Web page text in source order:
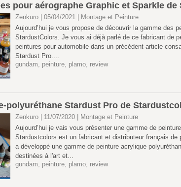
pour aérographe Graphic et Sparkle
Zenkuro | 05/04/2021
Montage et Peinture
Aujourd’hui je vous propose de découvrir la gamme des
StardustColors. Je vous ai déjà parlé de ce fabricant de
peintures pour automobile dans un précédent article
Stardust Pro....
gundam, peinture, plamo, review
polyuréthane Stardust Pro de
Zenkuro | 11/07/2020
Montage et Peinture
Aujourd’hui je vais vous présenter une gamme de
Stardustcolors est un fabricant et distributeur français de
a développé une gamme de peinture acrylique
destinées à l'art et...
gundam, peinture, plamo, review